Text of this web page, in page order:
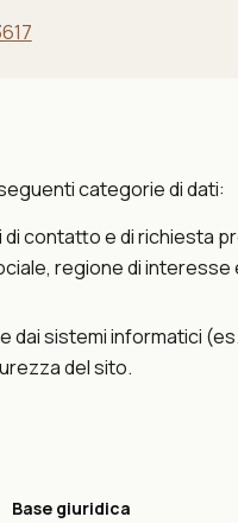
categorie di dati:
di contatto e di richiesta
regione di interesse
sistemi informatici (es.
del sito.
Base giuridica